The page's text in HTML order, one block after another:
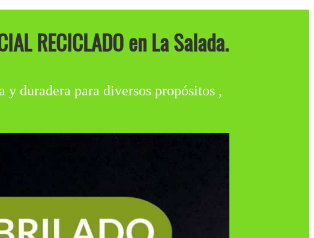
RECICLADO en La Salada.
duradera para diversos propósitos ,